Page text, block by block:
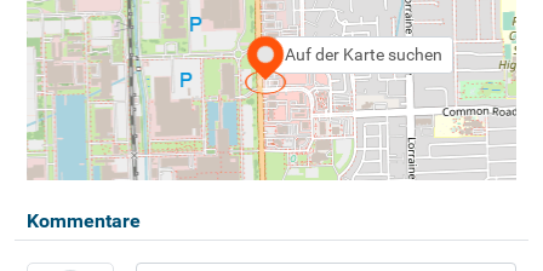
Auf der Karte suchen
Kommentare